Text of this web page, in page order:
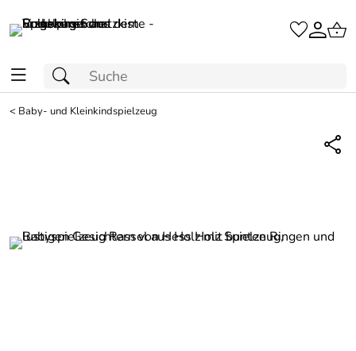
< Baby- und Kleinkindspielzeug